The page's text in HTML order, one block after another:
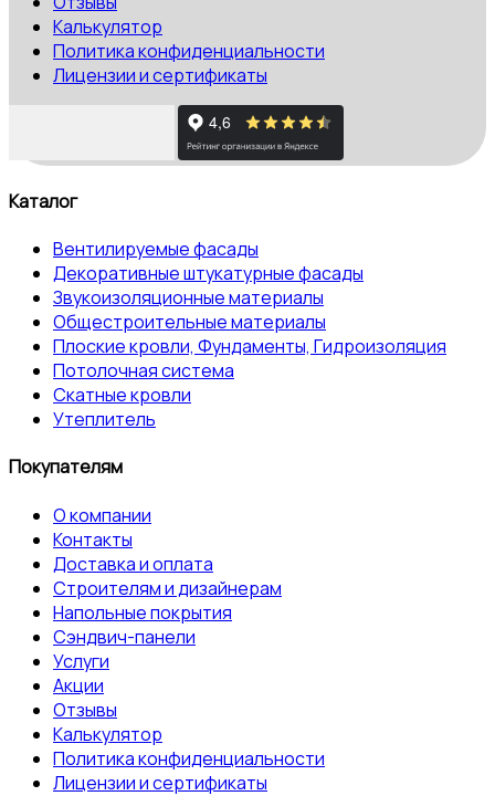
Калькулятор
Политика конфиденциальности
Лицензии и сертификаты
Каталог
Вентилируемые фасады
Декоративные штукатурные фасады
Звукоизоляционные материалы
Общестроительные материалы
Плоские кровли, Фундаменты, Гидроизоляция
Потолочная система
Скатные кровли
Утеплитель
Покупателям
О компании
Контакты
Доставка и оплата
Строителям и дизайнерам
Напольные покрытия
Сэндвич-панели
Услуги
Акции
Отзывы
Калькулятор
Политика конфиденциальности
Лицензии и сертификаты